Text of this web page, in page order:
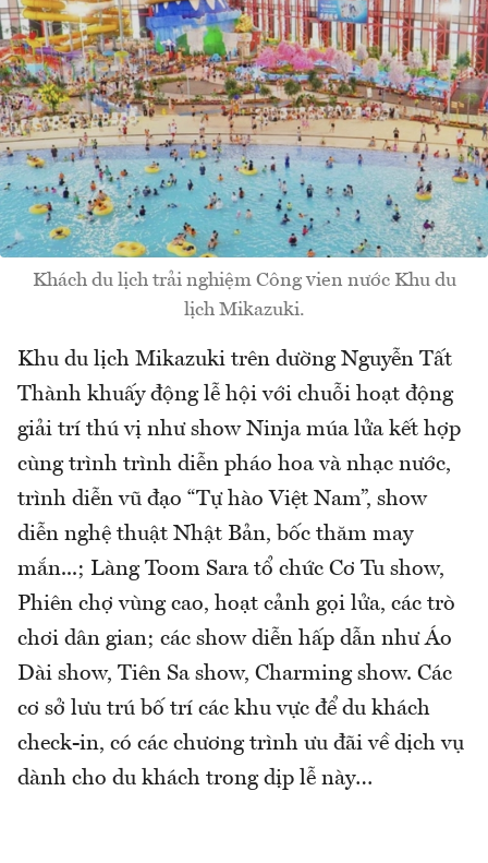
Khách du lịch trải nghiệm Công vien nước Khu du
lịch Mikazuki.
Khu du lịch Mikazuki trên dường Nguyễn Tất
Thành khuấy động lễ hội với chuỗi hoạt động
giải trí thú vị như show Ninja múa lửa kết hợp
cùng trình trình diễn pháo hoa và nhạc nước,
trình diễn vũ đạo “Tự hào Việt Nam”, show
diễn nghệ thuật Nhật Bản, bốc thăm may
mắn...; Làng Toom Sara tổ chức Cơ Tu show,
Phiên chợ vùng cao, hoạt cảnh gọi lửa, các trò
chơi dân gian; các show diễn hấp dẫn như Áo
Dài show, Tiên Sa show, Charming show. Các
cơ sở lưu trú bố trí các khu vực để du khách
check-in, có các chương trình ưu đãi về dịch vụ
dành cho du khách trong dịp lễ này…